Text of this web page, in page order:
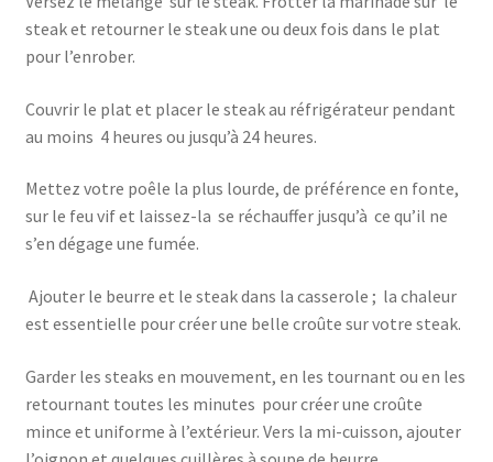
steak et retourner le steak une ou deux fois dans le plat
pour l’enrober.
Couvrir le plat et placer le steak au réfrigérateur pendant
au moins 4 heures ou jusqu’à 24 heures.
Mettez votre poêle la plus lourde, de préférence en fonte,
sur le feu vif et laissez-la se réchauffer jusqu’à ce qu’il ne
s’en dégage une fumée.
Ajouter le beurre et le steak dans la casserole ; la chaleur
est essentielle pour créer une belle croûte sur votre steak.
Garder les steaks en mouvement, en les tournant ou en les
retournant toutes les minutes pour créer une croûte
mince et uniforme à l’extérieur. Vers la mi-cuisson, ajouter